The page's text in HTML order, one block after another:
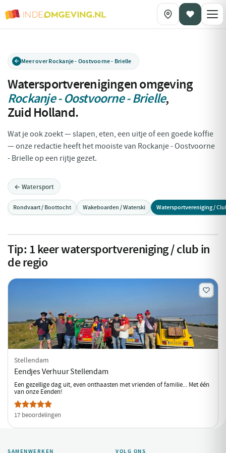
Meer over Rockanje - Oostvoorne - Brielle
Watersportverenigingen omgeving
Rockanje - Oostvoorne - Brielle,
Zuid Holland.
Wat je ook zoekt — slapen, eten, een uitje of een goede koffie
— onze redactie heeft het mooiste van Rockanje - Oostvoorne
- Brielle op een rijtje gezet.
← Watersport
Rondvaart / Boottocht Wakeboarden / Waterski Watersportvereniging /
Tip: 1keer watersportvereniging / club in
de regio
Stellendam
Eendjes Verhuur Stellendam
Een gezellige dag uit, even onthaasten met vrienden of familie... Met één
van onze Eenden!
17 beoordelingen
SAMENWERKEN VOLG ONS